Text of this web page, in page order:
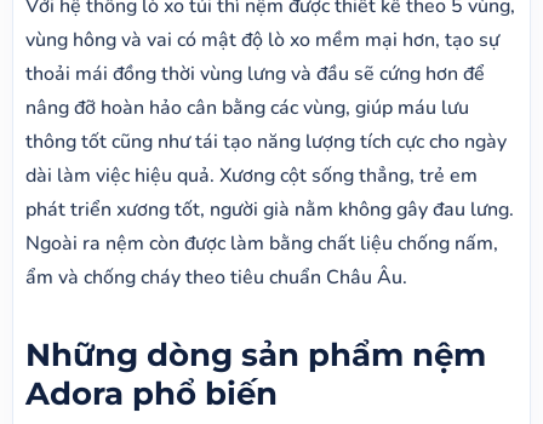
Với hệ thống lò xo túi thì nệm được thiết kế theo 5 vùng,
vùng hông và vai có mật độ lò xo mềm mại hơn, tạo sự
thoải mái đồng thời vùng lưng và đầu sẽ cứng hơn để
nâng đỡ hoàn hảo cân bằng các vùng, giúp máu lưu
thông tốt cũng như tái tạo năng lượng tích cực cho ngày
dài làm việc hiệu quả. Xương cột sống thẳng, trẻ em
phát triển xương tốt, người già nằm không gây đau lưng.
Ngoài ra nệm còn được làm bằng chất liệu chống nấm,
ẩm và chống cháy theo tiêu chuẩn Châu Âu.
Những dòng sản phẩm nệm
Adora phổ biến